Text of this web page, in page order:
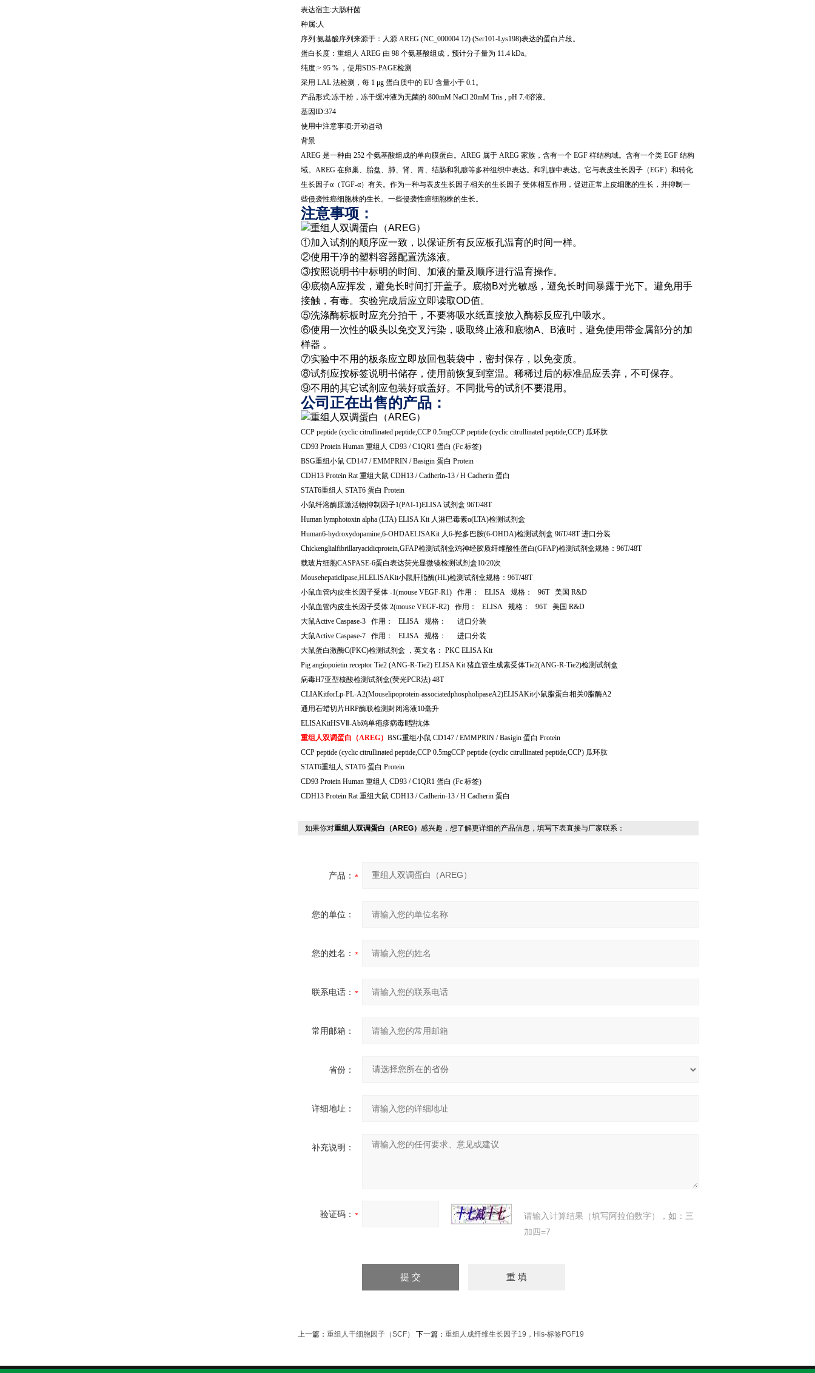
表达宿主:大肠杆菌
种属:人
序列 :氨基酸序列来源于：人源 AREG (NC_000004.12) (Ser101-Lys198)表达的蛋白片段。
蛋白长度：重组人 AREG 由 98 个氨基酸组成，预计分子量为 11.4 kDa。
纯度:> 95 % ，使用SDS-PAGE检测
采用 LAL 法检测，每 1 μg 蛋白质中的 EU 含量小于 0.1。
产品形式:冻干粉，冻干缓冲液为无菌的 800mM NaCl 20mM Tris , pH 7.4溶液。
基因ID:374
使用中注意事项:开动겸动
背景
AREG 是一种由 252 个氨基酸组成的单向膜蛋白。 AREG 属于 AREG 家族，含有一个 EGF 样结构域。含有一个类 EGF 结构
域。 AREG 在卵巢、胎盘、肺、肾、胃、结肠和乳腺等多种组织中表达。和乳腺中表达。它与表皮生长因子（EGF）和转化
生长因子α（TGF-α）有关。作为一种与表皮生长因子相关的生长因子 受体相互作用，促进正常上皮细胞的生长，并抑制一
些侵袭性癌细胞株的生长。一些侵袭性癌细胞株的生长。
注意事项：
①加入试剂的顺序应一致，以保证所有反应板孔温育的时间一样。
②使用干净的塑料容器配置洗涤液。
③按照说明书中标明的时间、加液的量及顺序进行温育操作。
④底物A应挥发，避免长时间打开盖子。底物B对光敏感，避免长时间暴露于光下。避免用手
接触，有毒。实验完成后应立即读取OD值。
⑤洗涤酶标板时应充分拍干，不要将吸水纸直接放入酶标反应孔中吸水。
⑥使用一次性的吸头以免交叉污染，吸取终止液和底物A、B液时，避免使用带金属部分的加
样器 。
⑦实验中不用的板条应立即放回包装袋中，密封保存，以免变质。
⑧试剂应按标签说明书储存，使用前恢复到室温。稀稀过后的标准品应丢弃，不可保存。
⑨不用的其它试剂应包装好或盖好。不同批号的试剂不要混用。
公司正在出售的产品：
CCP peptide (cyclic citrullinated peptide,CCP 0.5mgCCP peptide (cyclic citrullinated peptide,CCP) 瓜环肽
CD93 Protein Human 重组人 CD93 / C1QR1 蛋白 (Fc 标签)
BSG重组小鼠 CD147 / EMMPRIN / Basigin 蛋白 Protein
CDH13 Protein Rat重组大鼠 CDH13 / Cadherin-13 / H Cadherin 蛋白
STAT6重组人 STAT6 蛋白 Protein
小鼠纤溶酶原激活物抑制因子1(PAI-1)ELISA试剂盒 96T/48T
Human lymphotoxin alpha (LTA) ELISA Kit 人淋巴毒素α(LTA)检测试剂盒
Human6-hydroxydopamine,6-OHDAELISAKit 人6-羟多巴胺(6-OHDA)检测试剂盒 96T/48T进口分装
Chickenglialfibrillaryacidicprotein,GFAP检测试剂盒鸡神经胶质纤维酸性蛋白(GFAP)检测试剂盒规格： 96T/48T
载玻片细胞CASPASE-6蛋白表达荧光显微镜检测试剂盒10/20次
Mousehepaticlipase,HLELISAKit小鼠肝脂酶(HL)检测试剂盒规格： 96T/48T
小鼠血管内皮生长因子受体 -1(mouse VEGF-R1) 作用： ELISA 规格： 96T 美国 R&D
小鼠血管内皮生长因子受体 2(mouse VEGF-R2) 作用： ELISA 规格： 96T 美国 R&D
大鼠Active Caspase-3 作用： ELISA 规格：
进口分装
大鼠Active Caspase-7 作用： ELISA 规格：
进口分装
大鼠蛋白激酶C(PKC)检测试剂盒 ，英文名： PKC ELISA Kit
Pig angiopoietin receptor Tie2 (ANG-R-Tie2) ELISA Kit猪血管生成素受体Tie2(ANG-R-Tie2)检测试剂盒
病毒H7亚型核酸检测试剂盒(荧光PCR法) 48T
CLIAKitforLp-PL-A2(Mouselipoprotein-associatedphospholipaseA2)ELISAKit小鼠脂蛋白相关0脂酶A2
通用石蜡切片HRP酶联检测封闭溶液10毫升
ELISAKitHSV -Ab鸡单疱疹病毒Ⅱ型抗体
重组人双调蛋白（AREG） BSG重组小鼠 CD147 / EMMPRIN / Basigin 蛋白 Protein
CCP peptide (cyclic citrullinated peptide,CCP 0.5mgCCP peptide (cyclic citrullinated peptide,CCP) 瓜环肽
STAT6重组人 STAT6 蛋白 Protein
CD93 Protein Human 重组人 CD93 / C1QR1 蛋白 (Fc 标签)
CDH13 Protein Rat重组大鼠 CDH13 / Cadherin-13 / H Cadherin 蛋白
如果你对重组人双调蛋白（AREG） 感兴趣，想了解更详细的产品信息，填写下表直接与厂家联系：
产品：
您的单位：
您的姓名：
联系电话：
常用邮箱：
省份：
详细地址：
补充说明：
验证码：
请输入计算结果（填写阿拉伯数字），如：三
加四=7
上一篇： 重组人干细胞因子（SCF） 下一篇： 重组人成纤维生长因子19，His-标签FGF19